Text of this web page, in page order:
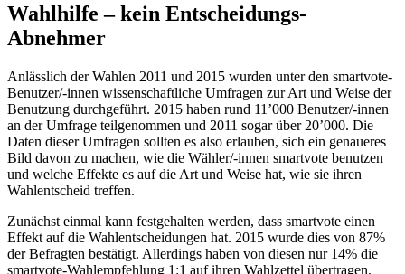
Wahlhilfe – kein Entscheidungs-
Abnehmer
Anlässlich der Wahlen 2011 und 2015 wurden unter den smartvote-
Benutzer/-innen wissenschaftliche Umfragen zur Art und Weise der
Benutzung durchgeführt. 2015 haben rund 11’000 Benutzer/-innen
an der Umfrage teilgenommen und 2011 sogar über 20’000. Die
Daten dieser Umfragen sollten es also erlauben, sich ein genaueres
Bild davon zu machen, wie die Wähler/-innen smartvote benutzen
und welche Effekte es auf die Art und Weise hat, wie sie ihren
Wahlentscheid treffen.
Zunächst einmal kann festgehalten werden, dass smartvote einen
Effekt auf die Wahlentscheidungen hat. 2015 wurde dies von 87%
der Befragten bestätigt. Allerdings haben von diesen nur 14% die
smartvote-Wahlempfehlung 1:1 auf ihren Wahlzettel übertragen.